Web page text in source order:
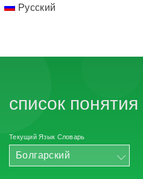
Русский
список понятия
Текущий Язык Словарь
Болгарский